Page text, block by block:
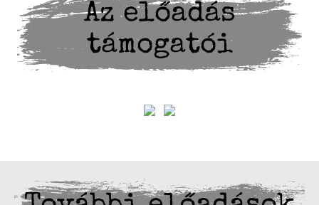
Az előadás
támogatói